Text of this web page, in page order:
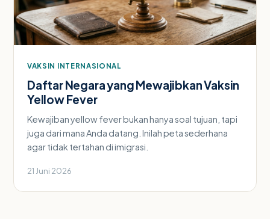
VAKSIN INTERNASIONAL
Daftar Negara yang Mewajibkan Vaksin
Yellow Fever
Kewajiban yellow fever bukan hanya soal tujuan, tapi
juga dari mana Anda datang. Inilah peta sederhana
agar tidak tertahan di imigrasi.
21 Juni 2026